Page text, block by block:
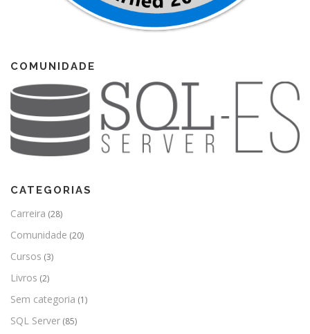
COMUNIDADE
CATEGORIAS
Carreira (28)
Comunidade (20)
Cursos (3)
Livros (2)
Sem categoria (1)
SQL Server (85)